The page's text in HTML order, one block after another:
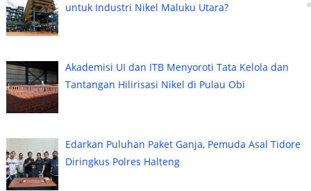
untuk Industri Nikel Maluku Utara?
Akademisi UI dan ITB Menyoroti Tata Kelola dan
Tantangan Hilirisasi Nikel di Pulau Obi
Edarkan Puluhan Paket Ganja, Pemuda Asal Tidore
Diringkus Polres Halteng